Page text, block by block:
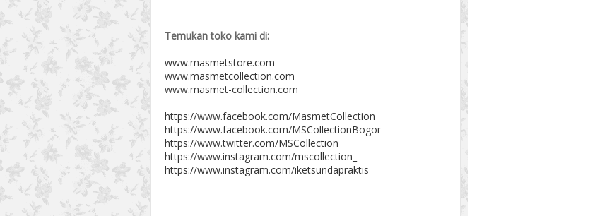
Temukan toko kami di:
www.masmetstore.com
www.masmetcollection.com
www.masmet-collection.com
https://www.facebook.com/MasmetCollection
https://www.facebook.com/MSCollectionBogor
https://www.twitter.com/MSCollection_
https://www.instagram.com/mscollection_
https://www.instagram.com/iketsundapraktis